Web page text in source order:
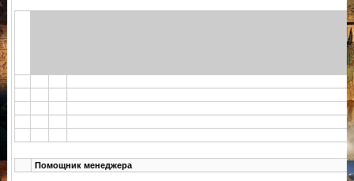
Помощник менеджера